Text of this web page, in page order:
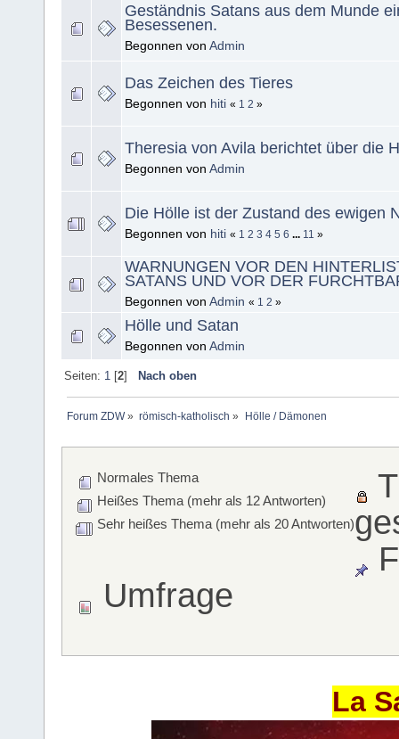
Geständnis Satans aus dem Munde
Besessenen.
Begonnen von Admin
Das Zeichen des Tieres
Begonnen von hiti « 1 2 »
Theresia von Avila berichtet über die
Begonnen von Admin
Die Hölle ist der Zustand des ewigen
Begonnen von hiti « 1 2 3 4 5 6 ... 11 »
WARNUNGEN VOR DEN
SATANS UND VOR DER
Begonnen von Admin « 1 2 »
Hölle und Satan
Begonnen von Admin
Seiten: 1[2] Nach oben
Forum ZDW» römisch-katholisch » Hölle / Dämonen
Normales Thema
Heißes Thema (mehr als 12 Antworten)
Sehr heißes Thema (mehr als 20 Antworten)
Umfrage
La